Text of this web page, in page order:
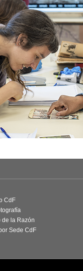
CdF
de la Razón
Sede CdF